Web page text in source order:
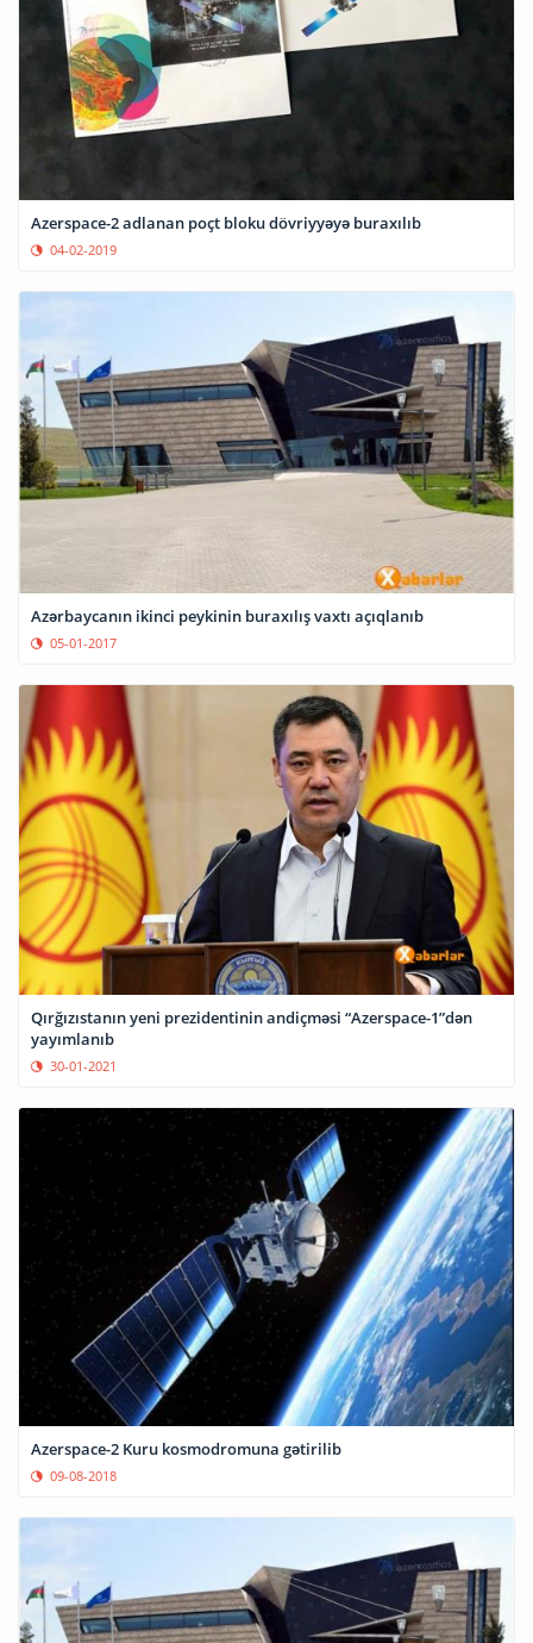
Azerspace-2 adlanan poçt bloku dövriyyəyə buraxılıb
04-02-2019
Azərbaycanın ikinci peykinin buraxılış vaxtı açıqlanıb
05-01-2017
Qırğızıstanın yeni prezidentinin andiçməsi “Azerspace-1”dən
yayımlanıb
30-01-2021
Azerspace-2 Kuru kosmodromuna gətirilib
09-08-2018